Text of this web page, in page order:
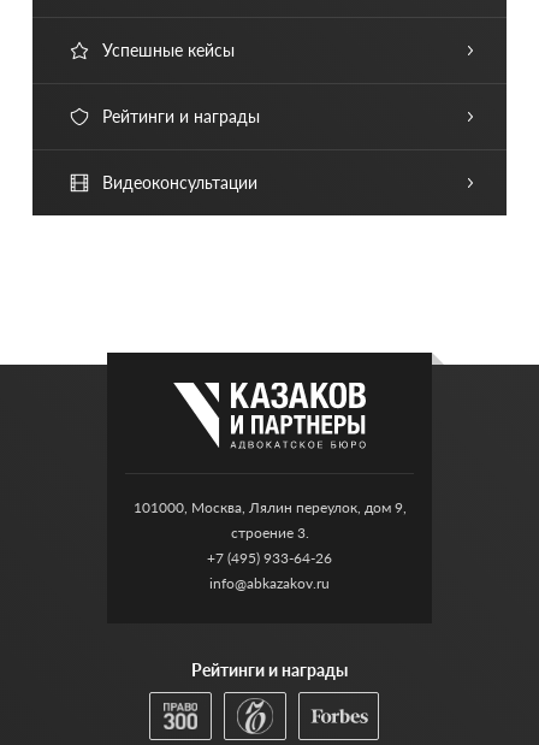
Успешные кейсы
Рейтинги и награды
Видеоконсультации
101000, Москва, Лялин переулок, дом 9,
строение 3.
+7 (495) 933-64-26
info@abkazakov.ru
Рейтинги и награды